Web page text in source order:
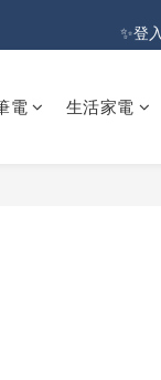
加入會員就送✨登
電 生活家電